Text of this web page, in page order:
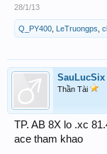
28/1/13
Q_PY400 LeTruongps
SauLucSix
Thần Tài
TP. AB 8X lo .xc
ace tham khao